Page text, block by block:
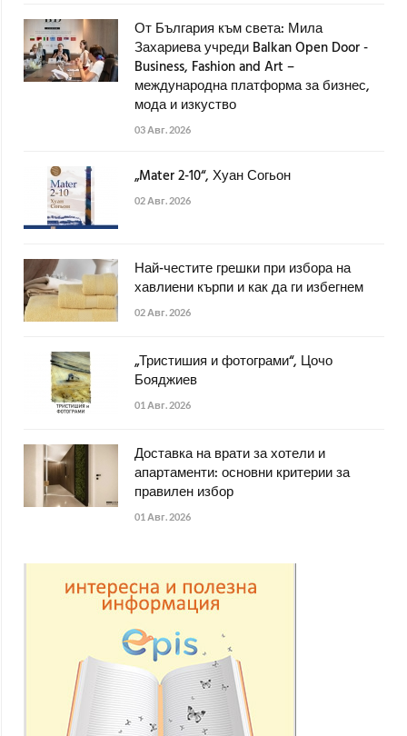
От България към света: Мила
Захариева учреди Balkan Open Door -
Business, Fashion and Art –
международна платформа за бизнес,
мода и изкуство
03 Авг. 2026
„Mater 2-10“, Хуан Согьон
02 Авг. 2026
Най-честите грешки при избора на
хавлиени кърпи и как да ги избегнем
02 Авг. 2026
„Тристишия и фотограми“, Цочо
Бояджиев
01 Авг. 2026
Доставка на врати за хотели и
апартаменти: основни критерии за
правилен избор
01 Авг. 2026